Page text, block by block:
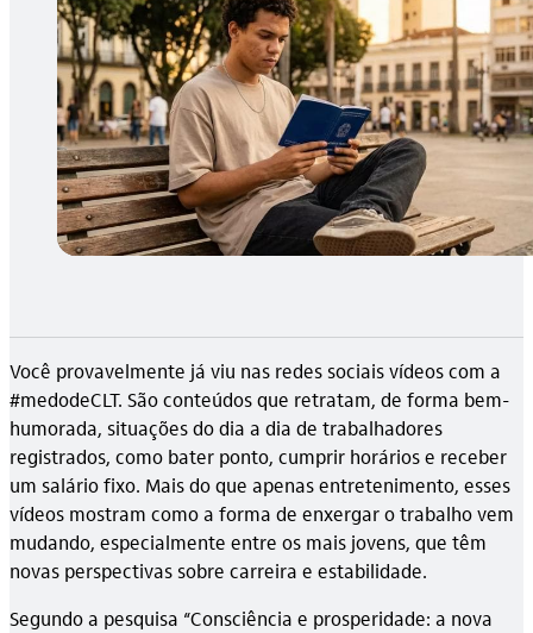
Você provavelmente já viu nas redes sociais vídeos com a
#medodeCLT. São conteúdos que retratam, de forma bem-
humorada, situações do dia a dia de trabalhadores
registrados, como bater ponto, cumprir horários e receber
um salário fixo. Mais do que apenas entretenimento, esses
vídeos mostram como a forma de enxergar o trabalho vem
mudando, especialmente entre os mais jovens, que têm
novas perspectivas sobre carreira e estabilidade.
Segundo a pesquisa “Consciência e prosperidade: a nova